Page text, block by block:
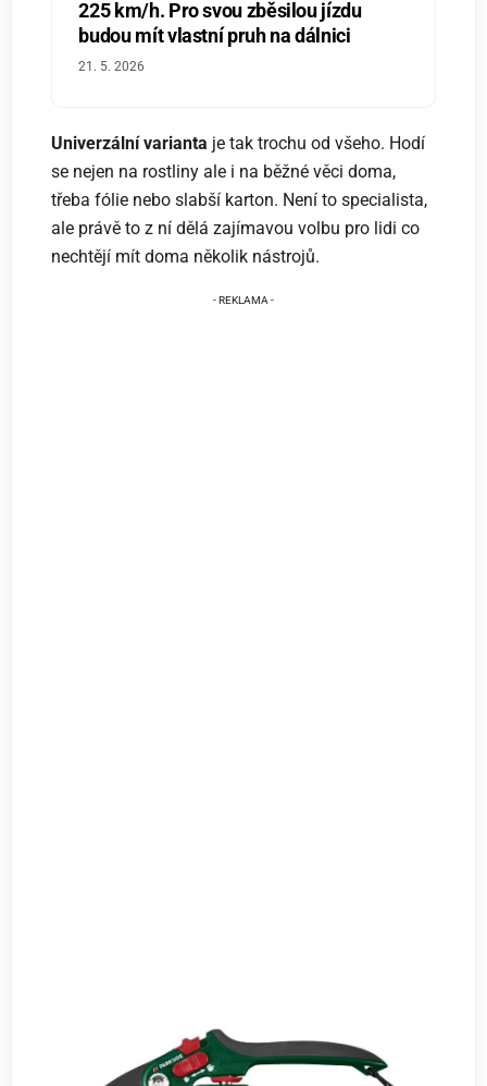
225 km/h. Pro svou zběsilou jízdu
budou mít vlastní pruh na dálnici
21. 5. 2026
Univerzální varianta je tak trochu od všeho. Hodí
se nejen na rostliny ale i na běžné věci doma,
třeba fólie nebo slabší karton. Není to specialista,
ale právě to z ní dělá zajímavou volbu pro lidi co
nechtějí mít doma několik nástrojů.